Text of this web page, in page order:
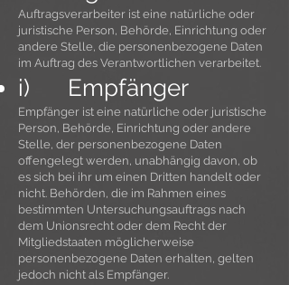
Auftragsverarbeiter ist eine natürliche oder
juristische Person, Behörde, Einrichtung oder
andere Stelle, die personenbezogene Daten
im Auftrag des Verantwortlichen verarbeitet.
i) Empfänger
Empfänger ist eine natürliche oder juristische
Person, Behörde, Einrichtung oder andere
Stelle, der personenbezogene Daten
offengelegt werden, unabhängig davon, ob
es sich bei ihr um einen Dritten handelt oder
nicht. Behörden, die im Rahmen eines
bestimmten Untersuchungsauftrags nach
dem Unionsrecht oder dem Recht der
Mitgliedstaaten möglicherweise
personenbezogene Daten erhalten, gelten
jedoch nicht als Empfänger.